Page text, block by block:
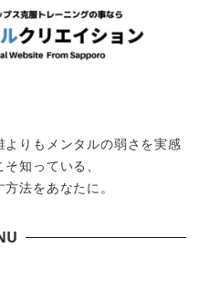
りもメンタルの弱さを実感
知っている、
法をあなたに。